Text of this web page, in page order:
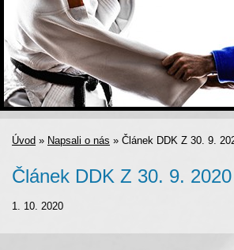
Úvod » Napsali o nás » Článek DDK Z 30. 9.
Článek DDK Z 30. 9.
1. 10. 2020